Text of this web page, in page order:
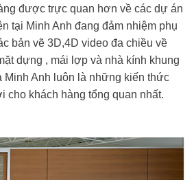
được trực quan hơn về các dự án
tại Minh Anh đang đảm nhiệm phụ
bản vẽ 3D,4D video đa chiều về
dựng , mái lợp và nhà kính khung
Minh Anh luôn là những kiến thức
cho khách hàng tổng quan nhất.